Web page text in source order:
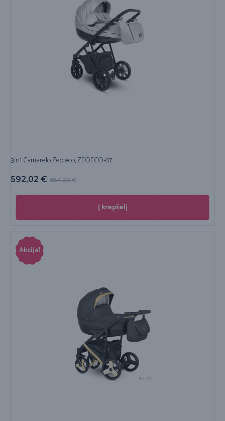
3in1 Camarelo Zeo eco, ZEOECO-07
684,26€
592,02 €
Į krepšelį
Akcija!